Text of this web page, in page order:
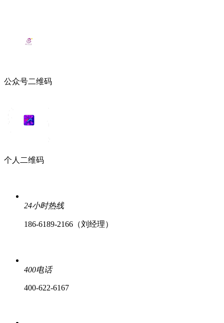
公众号二维码
个人二维码
24小时热线
186-6189-2166（刘经理）
400电话
400-622-6167